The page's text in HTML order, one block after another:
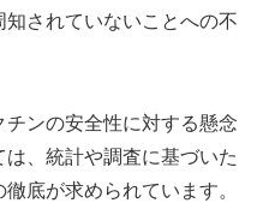
されていないことへの不
ンの安全性に対する懸念
、統計や調査に基づいた
底が求められています。